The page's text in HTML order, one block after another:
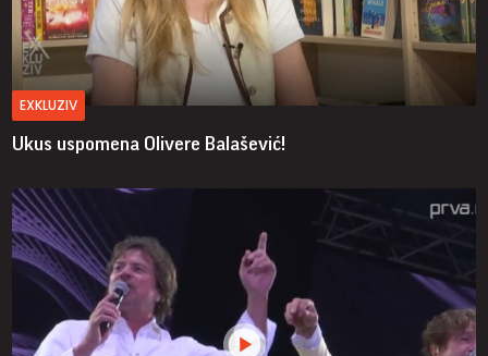
EXKLUZIV
Ukus uspomena Olivere Balašević!